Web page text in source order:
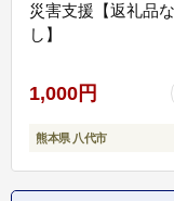
災害支援【返礼品な
し】
1,000円
熊本県 八代市